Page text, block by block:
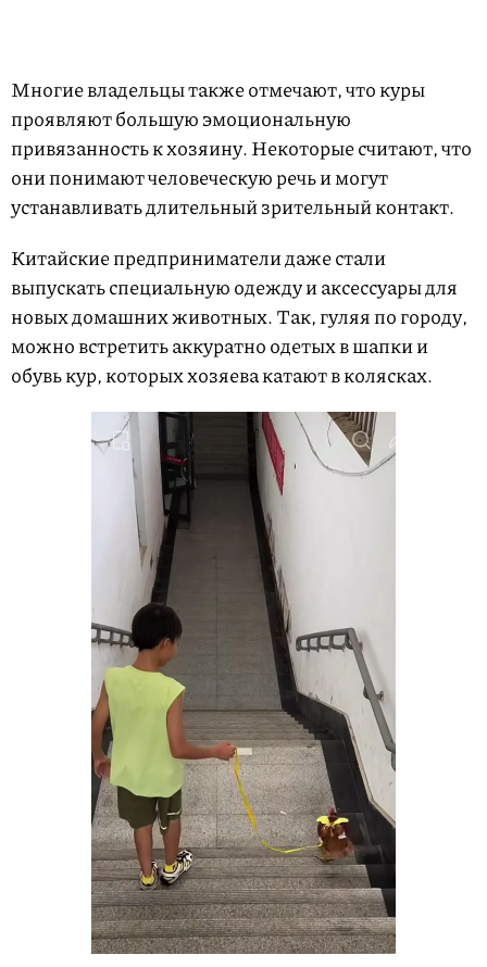
Многие владельцы также отмечают, что куры
проявляют большую эмоциональную
привязанность к хозяину. Некоторые считают, что
они понимают человеческую речь и могут
устанавливать длительный зрительный контакт.
Китайские предприниматели даже стали
выпускать специальную одежду и аксессуары для
новых домашних животных. Так, гуляя по городу,
можно встретить аккуратно одетых в шапки и
обувь кур, которых хозяева катают в колясках.